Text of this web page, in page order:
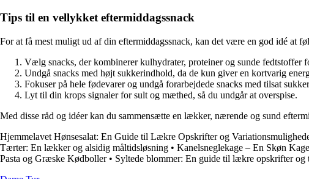
Tips til en vellykket eftermiddagssnack
For at få mest muligt ud af din eftermiddagssnack, kan det være en god idé at
Vælg snacks, der kombinerer kulhydrater, proteiner og sunde fedtstoffer
Undgå snacks med højt sukkerindhold, da de kun giver en kortvarig
Fokuser på hele fødevarer og undgå forarbejdede snacks med tilsat
Lyt til din krops signaler for sult og mæthed, så du undgår at overspise.
Med disse råd og idéer kan du sammensætte en lækker, nærende og sund
Hjemmelavet Hønsesalat: En Guide til Lækre Opskrifter og
Tærter: En lækker og alsidig måltidsløsning • Kanelsneglekage – En Skøn
Pasta og Græske Kødboller• Syltede blommer: En guide til lækre opskrifter og